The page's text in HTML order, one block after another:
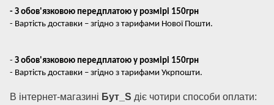
- З обов'язковою передплатою у розмірі 150грн
- Вартість доставки – згідно з тарифами Нової Пошти.
- З обов'язковою передплатою у розмірі 150грн
- Вартість доставки – згідно з тарифами Укрпошти.
В інтернет-магазині Бут_S діє чотири способи оплати: